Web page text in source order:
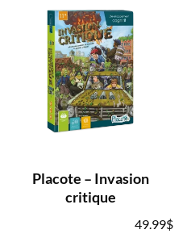
Placote – Invasion
critique
49.99$